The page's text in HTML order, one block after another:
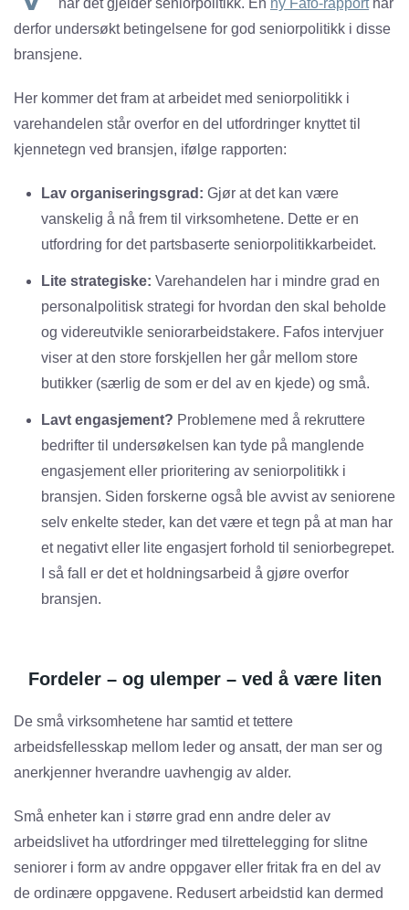
når det gjelder seniorpolitikk. En ny Fafo-rapporthar
derfor undersøkt betingelsene for god seniorpolitikk i disse
bransjene.
Her kommer det fram at arbeidet med seniorpolitikk i
varehandelen står overfor en del utfordringer knyttet til
kjennetegn ved bransjen, ifølge rapporten:
Lav organiseringsgrad: Gjør at det kan være
vanskelig å nå frem til virksomhetene. Dette er en
utfordring for det partsbaserte seniorpolitikkarbeidet.
Lite strategiske: Varehandelen har i mindre grad en
personalpolitisk strategi for hvordan den skal beholde
og videreutvikle seniorarbeidstakere. Fafos intervjuer
viser at den store forskjellen her går mellom store
butikker (særlig de som er del av en kjede) og små.
Lavt engasjement? Problemene med å rekruttere
bedrifter til undersøkelsen kan tyde på manglende
engasjement eller prioritering av seniorpolitikk i
bransjen. Siden forskerne også ble avvist av seniorene
selv enkelte steder, kan det være et tegn på at man har
et negativt eller lite engasjert forhold til seniorbegrepet.
I så fall er det et holdningsarbeid å gjøre overfor
bransjen.
Fordeler – og ulemper – ved å være liten
De små virksomhetene har samtid et tettere
arbeidsfellesskap mellom leder og ansatt, der man ser og
anerkjenner hverandre uavhengig av alder.
Små enheter kan i større grad enn andre deler av
arbeidslivet ha utfordringer med tilrettelegging for slitne
seniorer i form av andre oppgaver eller fritak fra en del av
de ordinære oppgavene. Redusert arbeidstid kan dermed